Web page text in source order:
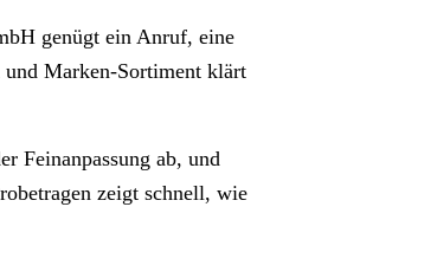
genügt ein Anruf, eine
Marken-Sortiment klärt
Feinanpassung ab, und
zeigt schnell, wie